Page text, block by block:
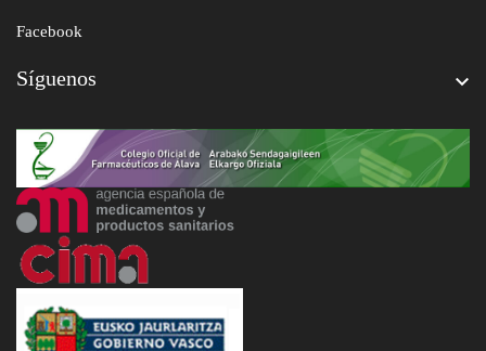
Facebook
Síguenos 